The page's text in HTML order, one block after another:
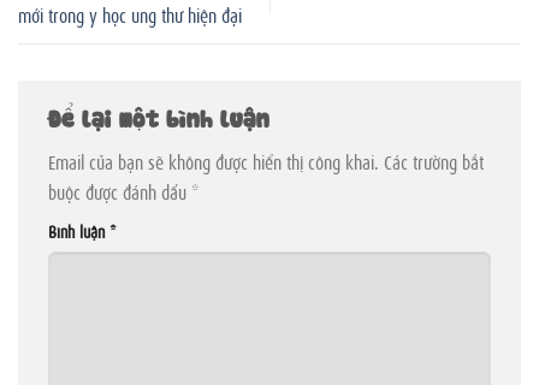
mới trong y học ung thư hiện đại
Để lại một bình luận
Email của bạn sẽ không được hiển thị công khai. Các trường bắt
buộc được đánh dấu *
Bình luận *